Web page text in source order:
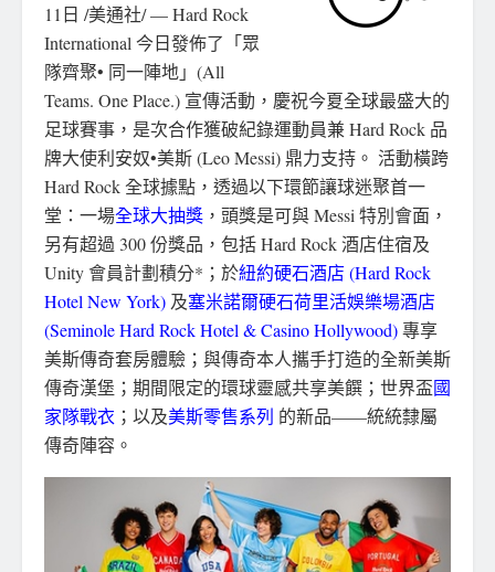
11日 /美通社/ — Hard Rock
International 今日發佈了「眾
隊齊聚• 同一陣地」(All
Teams. One Place.) 宣傳活動，慶祝今夏全球最盛大的
足球賽事，是次合作獲破紀錄運動員兼 Hard Rock 品
牌大使利安奴•美斯 (Leo Messi) 鼎力支持。 活動橫跨
Hard Rock 全球據點，透過以下環節讓球迷聚首一
堂：一場全球大抽獎 ，頭獎是可與 Messi 特別會面，
另有超過 300 份獎品，包括 Hard Rock 酒店住宿及
Unity 會員計劃積分*；於紐約硬石酒店 (Hard Rock
Hotel New York) 及塞米諾爾硬石荷里活娛樂場酒店
(Seminole Hard Rock Hotel & Casino Hollywood)專享
美斯傳奇套房體驗；與傳奇本人攜手打造的全新美斯
傳奇漢堡；期間限定的環球靈感共享美饌；世界盃國
家隊戰衣 ；以及美斯零售系列 的新品——統統隸屬
傳奇陣容。